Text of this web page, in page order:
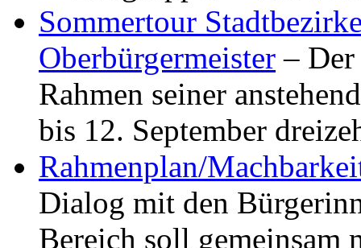
Sommertour
Oberbürgermeister –
Rahmen seiner
bis 12. September
Rahmenplan/
Dialog mit den
Bereich soll gemeinsam